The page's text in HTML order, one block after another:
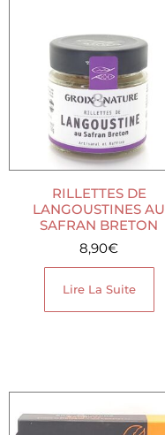
RILLETTES DE
LANGOUSTINES AU
SAFRAN BRETON
8,90€
Lire La Suite